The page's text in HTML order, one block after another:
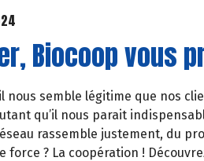
Biocoop vous
nous semble légitime que nos
qu’il nous parait
rassemble justement, du
force ? La coopération !